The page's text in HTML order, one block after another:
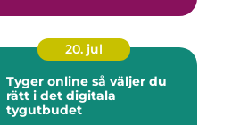
20. jul
Tyger online så väljer du
rätt i det digitala
tygutbudet